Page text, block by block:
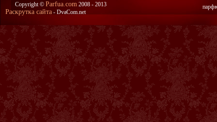
Copyright © Parfua.com 2008 - 2013
Раскрутка сайта - DvaCom.net